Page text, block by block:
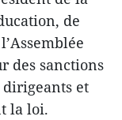
de
des sanctions
dirigeants et
la loi.